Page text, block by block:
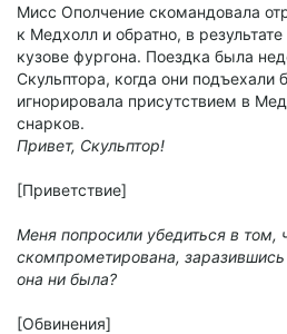
Мисс Ополчение скомандовала
к Медхолл и обратно, в
кузове фургона. Поездка была
Скульптора, когда они подъехали
игнорировала присутствием в
снарков.
Привет, Скульптор!
[Приветствие]
Меня попросили убедиться в том,
скомпрометирована,
она ни была?
[Обвинения]